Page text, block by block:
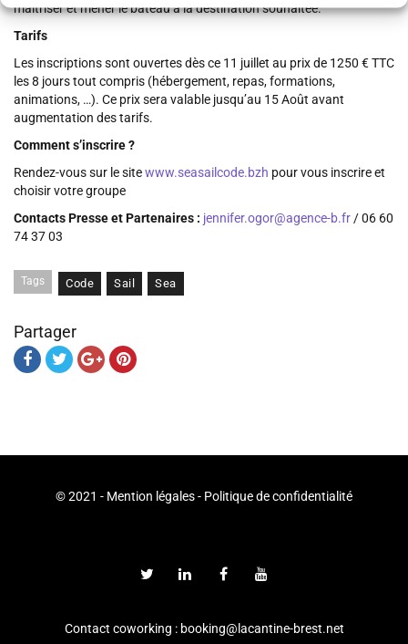
maîtriser et mener le bateau à la destination souhaitée.
Tarifs
Les inscriptions sont ouvertes dès ce 11 juillet au prix de 1250 € TTC
les 8 jours tout compris (hébergement, repas, formations,
animations, …). Ce prix sera valable jusqu’au 15 Août avant
augmentation des tarifs.
Comment s’inscrire ?
Rendez-vous sur le sitewww.seasailcode.bzh pour vous inscrire et
choisir votre groupe
Contacts Presse et Partenaires : jennifer.ogor@agence-b.fr / 06 60
74 37 03
Tags Code Sail Sea
Partager
© 2021 - Mention légales- Politique de confidentialité
Contact coworking : booking@lacantine-brest.net